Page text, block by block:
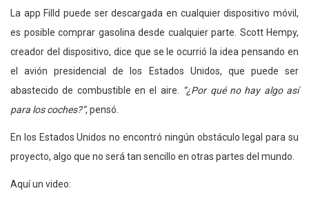
La app Filld puede ser descargada en cualquier dispositivo móvil,
es posible comprar gasolina desde cualquier parte. Scott Hempy,
creador del dispositivo, dice que se le ocurrió la idea pensando en
el avión presidencial de los Estados Unidos, que puede ser
abastecido de combustible en el aire.
“¿Por qué no hay algo así
para los coches?”, pensó.
En los Estados Unidos no encontró ningún obstáculo legal para su
proyecto, algo que no será tan sencillo en otras partes del mundo.
Aquí un video: